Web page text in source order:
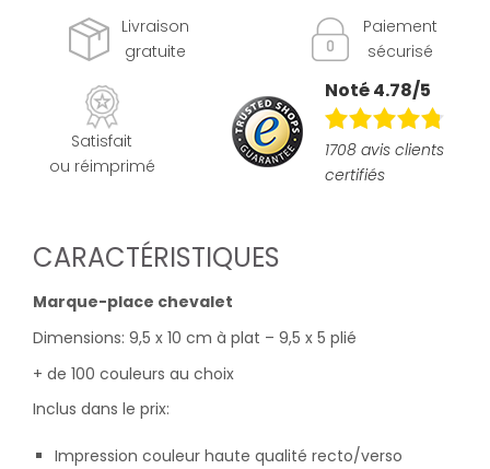
Livraison
gratuite
Paiement
sécurisé
Satisfait
ou réimprimé
Noté 4.78/5
1708 avis clients
certifiés
CARACTÉRISTIQUES
Marque-place chevalet
Dimensions: 9,5 x 10 cm à plat – 9,5 x 5 plié
+ de 100 couleurs au choix
Inclus dans le prix:
Impression couleur haute qualité recto/verso